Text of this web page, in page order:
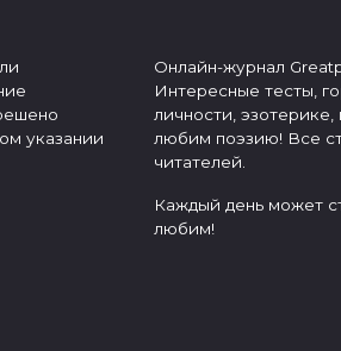
указании
Онлайн-журнал
Интересные тесты,
личности,
любим поэзию! Все
читателей.
Каждый день может
любим!